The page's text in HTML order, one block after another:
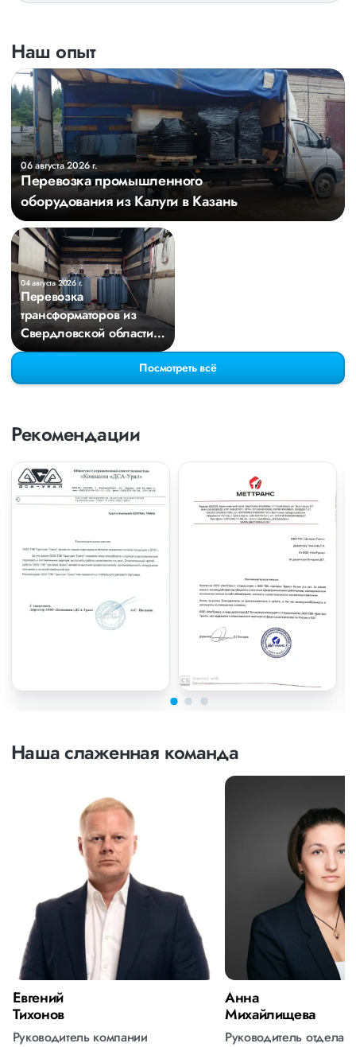
Наш опыт
06 августа 2026 г.
Перевозка промышленного
оборудования из Калуги в Казань
04 августа 2026 г.
Перевозка
трансформаторов из
Свердловской области в
Киров
Посмотреть всё
Рекомендации
Наша слаженная команда
Евгений
Тихонов
Руководитель компании
Анна
Михайлищева
Руководитель отдела